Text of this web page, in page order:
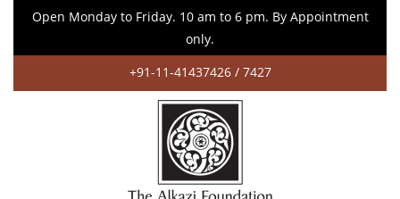
Open Monday to Friday. 10 am to 6 pm. By Appointment
only.
+91-11-41437426 / 7427